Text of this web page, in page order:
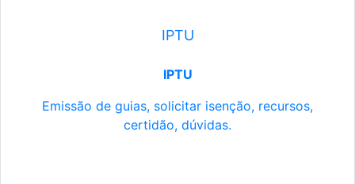
IPTU
IPTU
Emissão de guias, solicitar isenção, recursos,
certidão, dúvidas.